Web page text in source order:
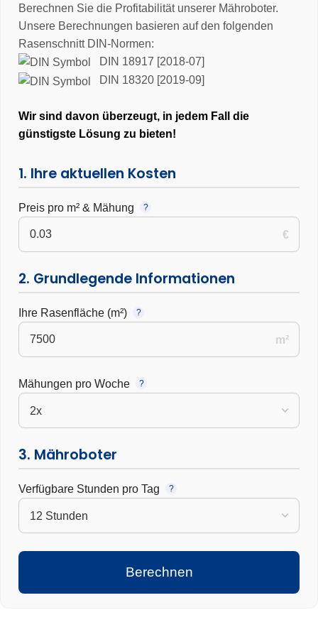
Berechnen Sie die Profitabilität unserer Mähroboter.
Unsere Berechnungen basieren auf den folgenden
Rasenschnitt DIN-Normen:
DIN 18917 [2018-07]
DIN 18320 [2019-09]
Wir sind davon überzeugt, in jedem Fall die
günstigste Lösung zu bieten!
1. Ihre aktuellen Kosten
Preis pro m² & Mähung ?
€
2. Grundlegende Informationen
Ihre Rasenfläche (m²) ?
m²
Mähungen pro Woche ?
3. Mähroboter
Verfügbare Stunden pro Tag ?
Berechnen